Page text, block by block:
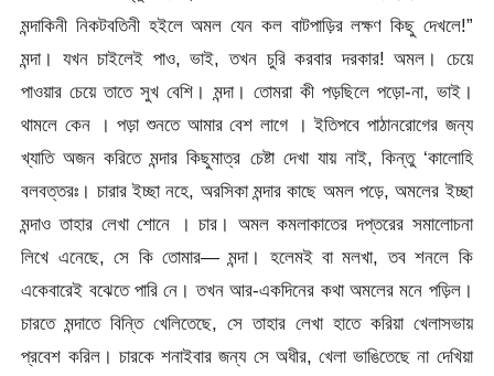
মন্দাকিনী নিকটবতিনী হইলে অমল যেন কল বাটপাড়ির লক্ষণ কিছু দেখলে!”
মন্দা। যখন চাইলেই পাও, ভাই, তখন চুরি করবার দরকার! অমল। চেয়ে
পাওয়ার চেয়ে তাতে সুখ বেশি। মন্দা। তোমরা কী পড়ছিলে পড়ো-না, ভাই।
থামলে কেন । পড়া শুনতে আমার বেশ লাগে । ইতিপবে পাঠানরোগের জন্য
খ্যাতি অজন করিতে মন্দার কিছুমাত্র চেষ্টা দেখা যায় নাই, কিন্তু ‘কালোহি
বলবত্তরঃ। চারার ইচ্ছা নহে, অরসিকা মন্দার কাছে অমল পড়ে, অমলের ইচ্ছা
মন্দাও তাহার লেখা শোনে । চার। অমল কমলাকাতের দপ্তরের সমালোচনা
লিখে এনেছে, সে কি তোমার— মন্দা। হলেমই বা মলখা, তব শনলে কি
একেবারেই বঝেতে পারি নে। তখন আর-একদিনের কথা অমলের মনে পড়িল।
চারতে মন্দাতে বিন্তি খেলিতেছে, সে তাহার লেখা হাতে করিয়া খেলাসভায়
প্রবেশ করিল। চারকে শনাইবার জন্য সে অধীর, খেলা ভাঙিতেছে না দেখিয়া